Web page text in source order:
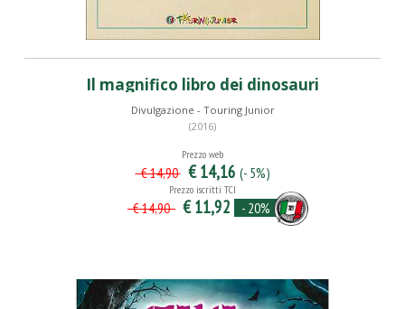
Il magnifico libro dei dinosauri
Divulgazione - Touring Junior
(2016)
Prezzo web
€ 14,90 € 14,16 (- 5%)
Prezzo iscritti TCI
€ 14,90 € 11,92 - 20%